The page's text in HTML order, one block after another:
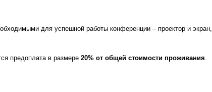
для успешной работы конференции – проектор и экран,
предоплата в размере 20% от общей стоимости проживания.